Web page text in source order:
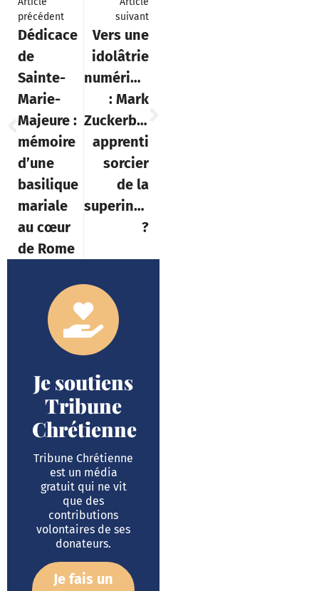
précédent
Dédicace
de
Sainte-
Marie-
Majeure :
mémoire
d’une
basilique
mariale
au cœur
de Rome
suivant
Vers une
idolâtrie
numérique
: Mark
Zuckerberg,
apprenti
sorcier
de la
superintelligence
?
Je soutiens
Tribune
Chrétienne
Tribune Chrétienne
est un média
gratuit qui ne vit
que des
contributions
volontaires de ses
donateurs.
Je fais un